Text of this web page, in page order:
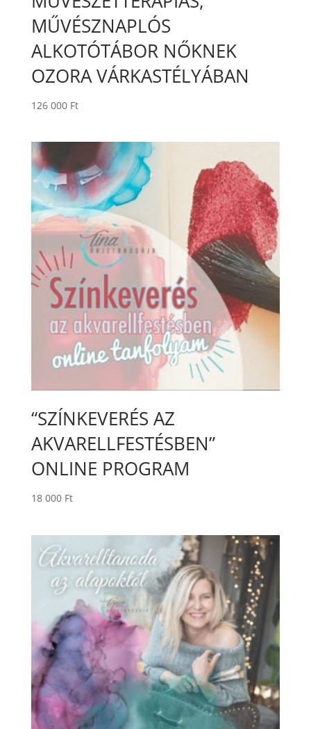
MŰVÉSZNAPLÓS
ALKOTÓTÁBOR NŐKNEK
OZORA VÁRKASTÉLYÁBAN
126 000 Ft
“SZÍNKEVERÉS AZ
AKVARELLFESTÉSBEN”
ONLINE PROGRAM
18 000 Ft